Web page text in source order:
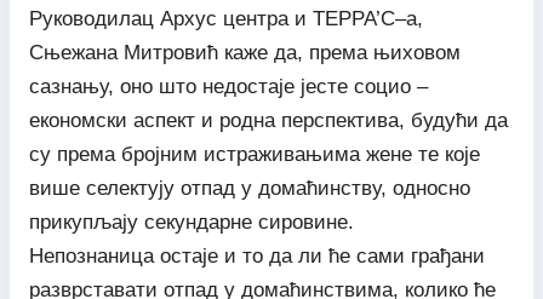
Руководилац Архус центра и ТЕРРА’С–а,
Сњежана Митровић каже да, према њиховом
сазнању, оно што недостаје јесте социо –
економски аспект и родна перспектива, будући да
су према бројним истраживањима жене те које
више селектују отпад у домаћинству, односно
прикупљају секундарне сировине.
Непознаница остаје и то да ли ће сами грађани
разврставати отпад у домаћинствима, колико ће